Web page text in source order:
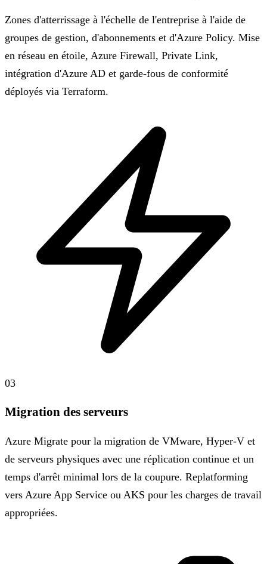
Zones d'atterrissage à l'échelle de l'entreprise à l'aide de
groupes de gestion, d'abonnements et d'Azure Policy. Mise
en réseau en étoile, Azure Firewall, Private Link,
intégration d'Azure AD et garde-fous de conformité
déployés via Terraform.
03
Migration des serveurs
Azure Migrate pour la migration de VMware, Hyper-V et
de serveurs physiques avec une réplication continue et un
temps d'arrêt minimal lors de la coupure. Replatforming
vers Azure App Service ou AKS pour les charges de travail
appropriées.